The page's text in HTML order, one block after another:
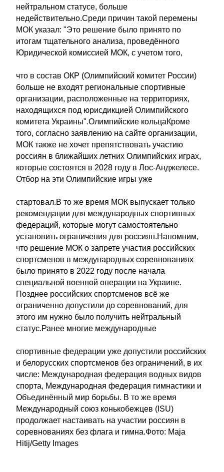
нейтральном статусе, больше
недействительно.Среди причин такой перемены
МОК указал: "Это решение было принято по
итогам тщательного анализа, проведённого
Юридической комиссией МОК, с учетом того,
что в состав ОКР (Олимпийский комитет России)
больше не входят региональные спортивные
организации, расположенные на территориях,
находящихся под юрисдикцией Олимпийского
комитета Украины".Олимпийские кольцаКроме
того, согласно заявлению на сайте организации,
МОК также не хочет препятствовать участию
россиян в ближайших летних Олимпийских играх,
которые состоятся в 2028 году в Лос-Анджелесе.
Отбор на эти Олимпийские игры уже
стартовал.В то же время МОК выпускает только
рекомендации для международных спортивных
федераций, которые могут самостоятельно
установить ограничения для россиян.Напомним,
что решение МОК о запрете участия российских
спортсменов в международных соревнованиях
было принято в 2022 году после начала
специальной военной операции на Украине.
Позднее российских спортсменов всё же
ограниченно допустили до соревнований, для
этого им нужно было получить нейтральный
статус.Ранее многие международные
спортивные федерации уже допустили российских
и белорусских спортсменов без ограничений, в их
числе: Международная федерация водных видов
спорта, Международная федерация гимнастики и
Объединённый мир борьбы. В то же время
Международный союз конькобежцев (ISU)
продолжает настаивать на участии россиян в
соревнованиях без флага и гимна.Фото: Maja
Hitij/Getty Images